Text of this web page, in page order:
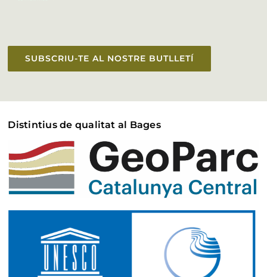
SUBSCRIU-TE AL NOSTRE BUTLLETÍ
Distintius de qualitat al Bages